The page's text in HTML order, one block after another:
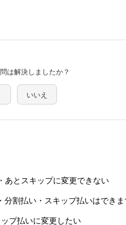
は解決しましたか？
いいえ
あとスキップに変更できない
割払い・スキップ払いはでき
プ払いに変更したい